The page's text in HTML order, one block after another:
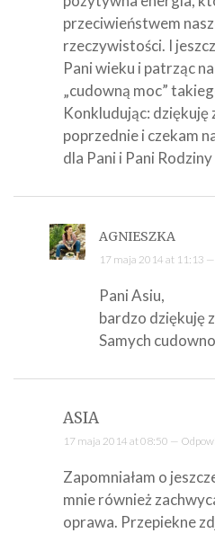
przeciwieństwem
rzeczywistości. I
Pani wieku i patrząc
„cudowną moc”
Konkludując: dziękuję
poprzednie i czekam
dla Pani i Pani Rodziny
AGNIESZKA
17 maja 2014 at 11:13 —
Pani Asiu,
bardzo dziękuję
Samych
ASIA
17 maja 2014 at 08:50 —
Zapomniałam o
mnie również
oprawa. Przepiekne